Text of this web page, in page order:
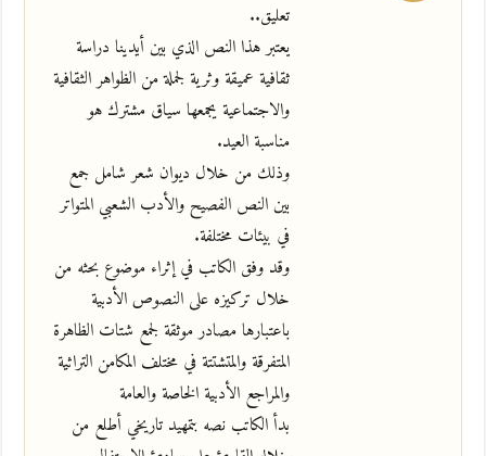
تعليق..
يعتبر هذا النص الذي بين أيدينا دراسة
ثقافية عميقة وثرية لجملة من الظواهر الثقافية
والاجتماعية يجمعها سياق مشترك هو
مناسبة العيد.
وذلك من خلال ديوان شعر شامل جمع
بين النص الفصيح والأدب الشعبي المتواتر
في بيئات مختلفة.
وقد وفق الكاتب في إثراء موضوع بحثه من
خلال تركيزه على النصوص الأدبية
باعتبارها مصادر موثقة لجمع شتات الظاهرة
المتفرقة والمتشتتة في مختلف المكامن التراثية
والمراجع الأدبية الخاصة والعامة
بدأ الكاتب نصه بتمهيد تاريخي أطلع من